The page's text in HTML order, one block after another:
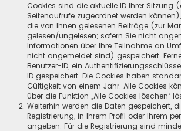
Cookies sind die aktuelle ID Ihrer Sitzung
Seitenaufrufe zugeordnet werden
die von Ihnen gelesenen Beiträge (zur
gelesen/ungelesen; sofern Sie nicht
Informationen über Ihre Teilnahme an
nicht angemeldet sind) gespeichert.
Benutzer-ID, ein
ID gespeichert. Die Cookies haben
Gültigkeit von einem Jahr. Alle Cookies
über die Funktion „Alle Cookies löschen“
Weiterhin werden die Daten gespeichert,
Registrierung, in Ihrem Profil oder Ihrem
angeben. Für die Registrierung sind